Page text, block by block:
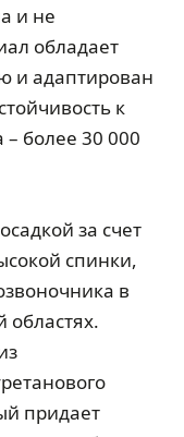
и не
обладает
и адаптирован
к
более 30 000
за счет
спинки,
в
придает